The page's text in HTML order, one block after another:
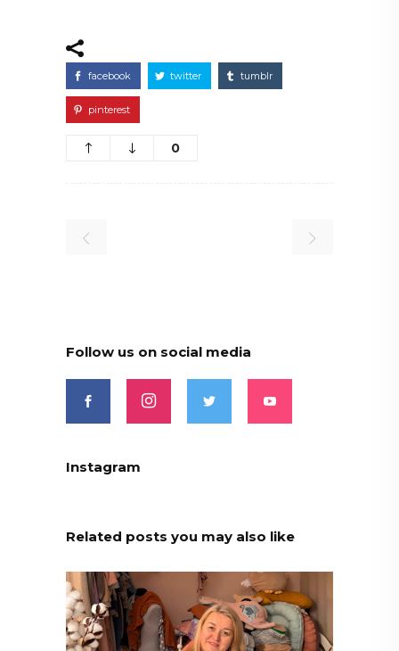
facebook twitter tumblr
pinterest
0
Follow us on social media
Instagram
Related posts you may also like